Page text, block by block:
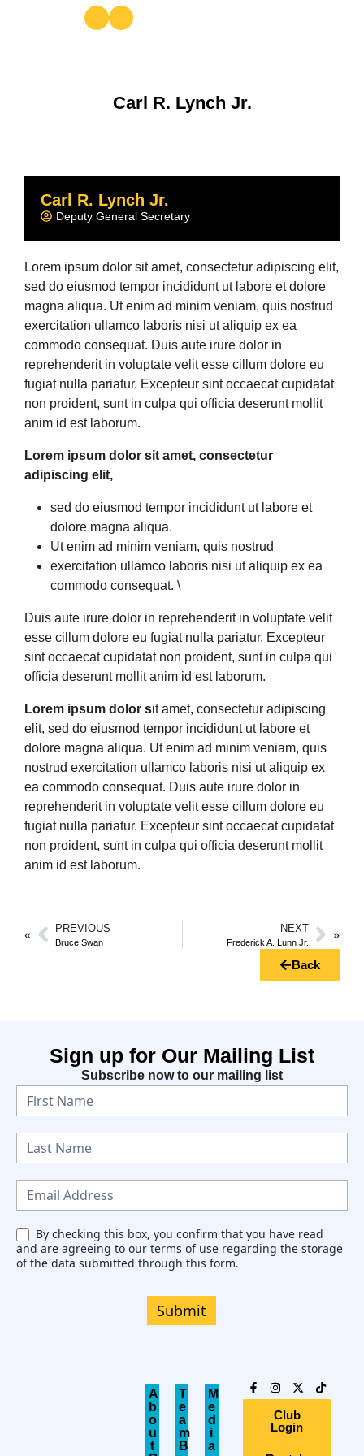
Carl R. Lynch Jr.
Carl R. Lynch Jr.
Deputy General Secretary
Lorem ipsum dolor sit amet, consectetur adipiscing elit,
sed do eiusmod tempor incididunt ut labore et dolore
magna aliqua. Ut enim ad minim veniam, quis nostrud
exercitation ullamco laboris nisi ut aliquip ex ea
commodo consequat. Duis aute irure dolor in
reprehenderit in voluptate velit esse cillum dolore eu
fugiat nulla pariatur. Excepteur sint occaecat cupidatat
non proident, sunt in culpa qui officia deserunt mollit
anim id est laborum.
Lorem ipsum dolor sit amet, consectetur
adipiscing elit,
sed do eiusmod tempor incididunt ut labore et
dolore magna aliqua.
Ut enim ad minim veniam, quis nostrud
exercitation ullamco laboris nisi ut aliquip ex ea
commodo consequat. \
Duis aute irure dolor in reprehenderit in voluptate velit
esse cillum dolore eu fugiat nulla pariatur. Excepteur
sint occaecat cupidatat non proident, sunt in culpa qui
officia deserunt mollit anim id est laborum.
Lorem ipsum dolor sit amet, consectetur adipiscing
elit, sed do eiusmod tempor incididunt ut labore et
dolore magna aliqua. Ut enim ad minim veniam, quis
nostrud exercitation ullamco laboris nisi ut aliquip ex
ea commodo consequat. Duis aute irure dolor in
reprehenderit in voluptate velit esse cillum dolore eu
fugiat nulla pariatur. Excepteur sint occaecat cupidatat
non proident, sunt in culpa qui officia deserunt mollit
anim id est laborum.
PREVIOUS
Bruce Swan
NEXT
Frederick A. Lunn Jr.
Back
Sign up for Our Mailing List
Subscribe now to our mailing list
N
e
w
s
e
t
By checking this box, you confirm that you have read
and are agreeing to our terms of use regarding the storage
of the data submitted through this form.
Submit
A
b
o
u
t
T
e
a
m
B
M
e
d
i
a
Club
Login